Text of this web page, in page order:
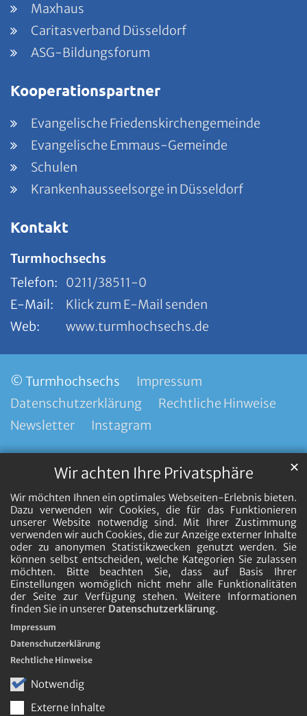
Wir achten Ihre Privatsphäre
Wir möchten Ihnen ein optimales Webseiten-Erlebnis bieten.
Dazu verwenden wir Cookies, die für das Funktionieren
unserer Website notwendig sind. Mit Ihrer Zustimmung
verwenden wir auch Cookies, die zur Anzeige externer Inhalte
oder zu anonymen Statistikzwecken genutzt werden. Sie
können selbst entscheiden, welche Kategorien Sie zulassen
möchten. Bitte beachten Sie, dass auf Basis Ihrer
Einstellungen womöglich nicht mehr alle Funktionalitäten
der Seite zur Verfügung stehen. Weitere Informationen
finden Sie in unserer Datenschutzerklärung.
Notwendig
Externe Inhalte
✕
Impressum
Datenschutzerklärung
Rechtliche Hinweise
Maxhaus
Caritasverband Düsseldorf
ASG-Bildungsforum
Kooperationspartner
Evangelische Friedenskirchengemeinde
Evangelische Emmaus-Gemeinde
Schulen
Krankenhausseelsorge in Düsseldorf
Kontakt
Turmhochsechs
Telefon:
0211/38511-0
E-Mail:
Klick zum E-Mail senden
Web:
www.turmhochsechs.de
© Turmhochsechs
Impressum
Datenschutzerklärung
Rechtliche Hinweise
Newsletter
Instagram